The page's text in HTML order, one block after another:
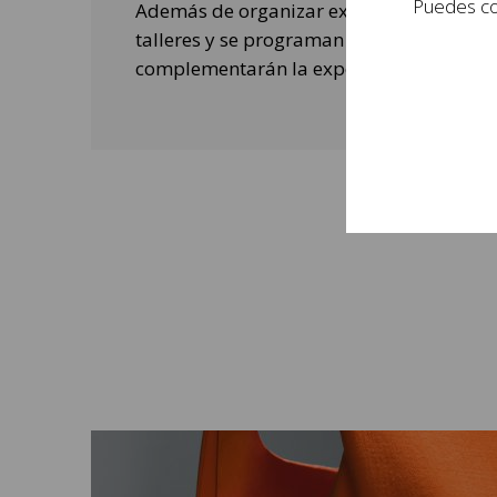
Además de organizar exposiciones, se
talleres y se programan actividades de
complementarán la experiencia de las
Puedes